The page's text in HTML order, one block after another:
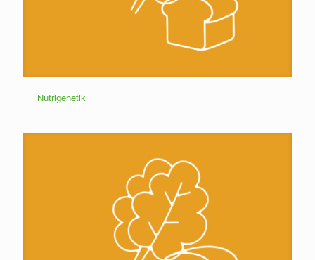
Nutrigenetik